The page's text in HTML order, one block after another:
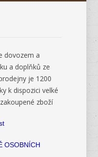
dovozem a
a doplňků ze
je 1200
k dispozici velké
zboží
OSOBNÍCH